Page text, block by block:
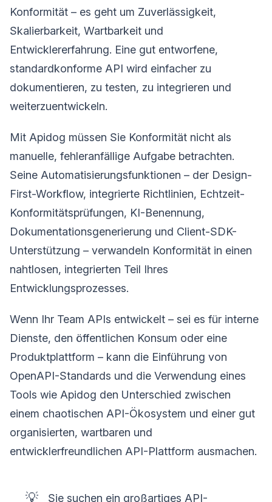
Konformität – es geht um Zuverlässigkeit,
Skalierbarkeit, Wartbarkeit und
Entwicklererfahrung. Eine gut entworfene,
standardkonforme API wird einfacher zu
dokumentieren, zu testen, zu integrieren und
weiterzuentwickeln.
Mit Apidog müssen Sie Konformität nicht als
manuelle, fehleranfällige Aufgabe betrachten.
Seine Automatisierungsfunktionen – der Design-
First-Workflow, integrierte Richtlinien, Echtzeit-
Konformitätsprüfungen, KI-Benennung,
Dokumentationsgenerierung und Client-SDK-
Unterstützung – verwandeln Konformität in einen
nahtlosen, integrierten Teil Ihres
Entwicklungsprozesses.
Wenn Ihr Team APIs entwickelt – sei es für interne
Dienste, den öffentlichen Konsum oder eine
Produktplattform – kann die Einführung von
OpenAPI-Standards und die Verwendung eines
Tools wie Apidog den Unterschied zwischen
einem chaotischen API-Ökosystem und einer gut
organisierten, wartbaren und
entwicklerfreundlichen API-Plattform ausmachen.
💡 Sie suchen ein großartiges API-